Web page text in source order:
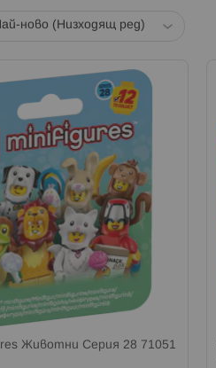
Животни Серия 28 71051